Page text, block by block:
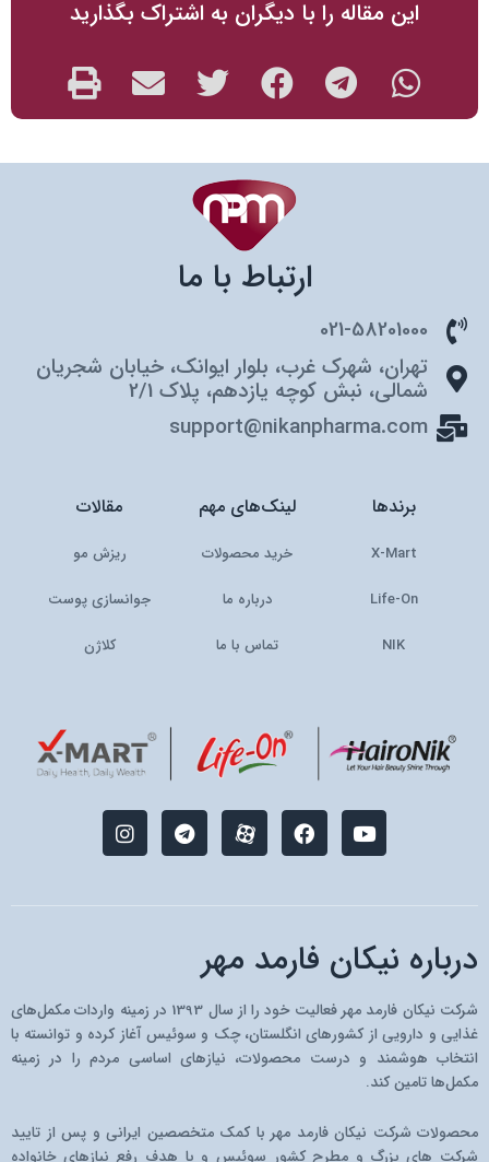
این مقاله را با دیگران به اشتراک بگذارید
ارتباط با ما
021-58201000
تهران، شهرک غرب، بلوار ایوانک، خیابان شجریان
شمالی، نبش کوچه یازدهم، پلاک 2/1
support@nikanpharma.com
برندها
X-Mart
Life-On
NIK
لینک‌های مهم
خرید محصولات
درباره ما
تماس با ما
مقالات
ریزش مو
جوانسازی پوست
کلاژن
Y
o
u
e
F
a
c
o
k
M
-
i
a
a
r
a
t
T
e
l
I
n
s
درباره نیکان فارمد مهر
شرکت نیکان فارمد مهر فعالیت خود را از سال 1393 در زمینه واردات مکمل‌های
غذایی و دارویی از کشو‌رهای انگلستان، چک و سوئیس آغاز کرده و توانسته با
انتخاب هوشمند و درست محصولات، نیازهای اساسی مردم را در زمینه
مکمل‌ها تامین کند.
محصولات شرکت نیکان فارمد مهر با کمک متخصصین ایرانی و پس از تایید
شرکت های بزرگ و مطرح کشور سوئیس و با هدف رفع نیازهای خانواده